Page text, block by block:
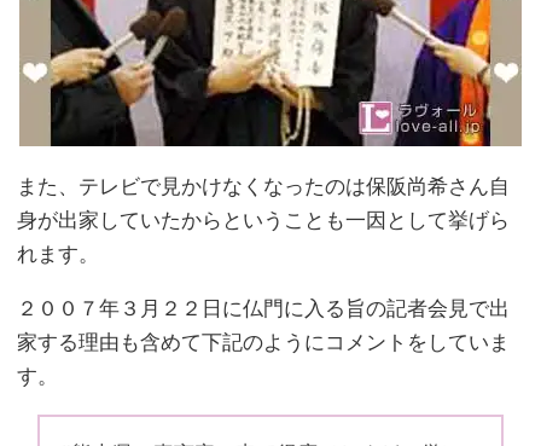
また、テレビで見かけなくなったのは保阪尚希さん自
身が出家していたからということも一因として挙げら
れます。
２００７年３月２２日に仏門に入る旨の記者会見で出
家する理由も含めて下記のようにコメントをしていま
す。